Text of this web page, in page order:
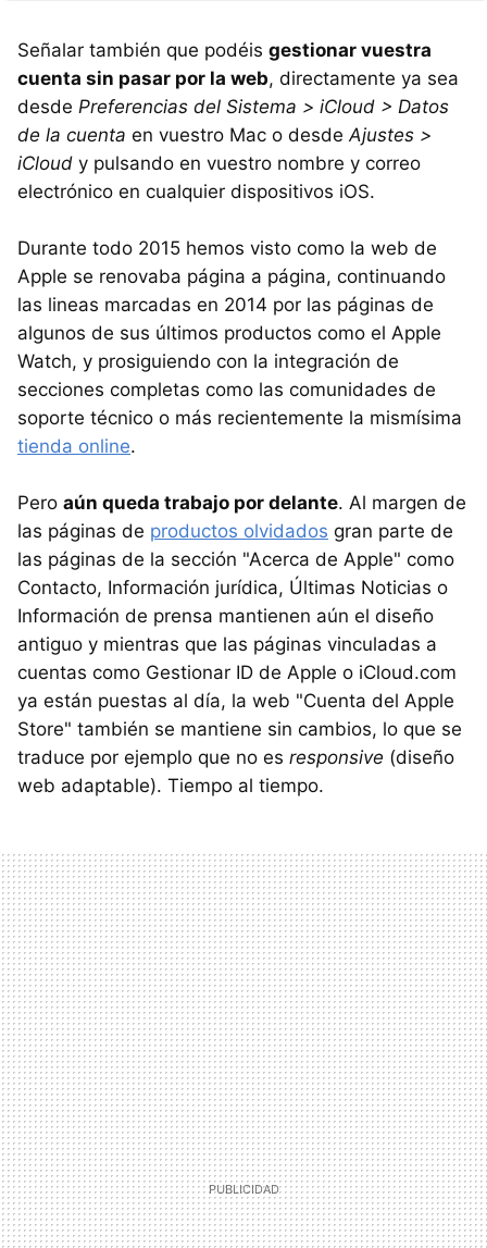
Señalar también que podéis gestionar vuestra
cuenta sin pasar por la web, directamente ya sea
desde Preferencias del Sistema > iCloud > Datos
de la cuenta en vuestro Mac o desde Ajustes >
iCloud y pulsando en vuestro nombre y correo
electrónico en cualquier dispositivos iOS.
Durante todo 2015 hemos visto como la web de
Apple se renovaba página a página, continuando
las lineas marcadas en 2014 por las páginas de
algunos de sus últimos productos como el Apple
Watch, y prosiguiendo con la integración de
secciones completas como las comunidades de
soporte técnico o más recientemente la mismísima
tienda online.
Pero aún queda trabajo por delante. Al margen de
las páginas de productos olvidados gran parte de
las páginas de la sección "Acerca de Apple" como
Contacto, Información jurídica, Últimas Noticias o
Información de prensa mantienen aún el diseño
antiguo y mientras que las páginas vinculadas a
cuentas como Gestionar ID de Apple o iCloud.com
ya están puestas al día, la web "Cuenta del Apple
Store" también se mantiene sin cambios, lo que se
traduce por ejemplo que no es responsive (diseño
web adaptable). Tiempo al tiempo.